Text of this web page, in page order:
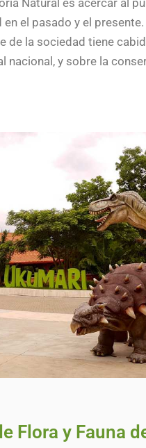
Natural es acercar al
el pasado y el
de la sociedad tiene
nacional, y sobre la
Flora y Fauna